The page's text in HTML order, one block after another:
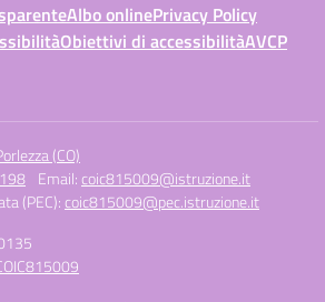
Albo onlinePrivacy Policy
Obiettivi di accessibilitàAVCP
(CO)
Email:coic815009@istruzione.it
(PEC):coic815009@pec.istruzione.it